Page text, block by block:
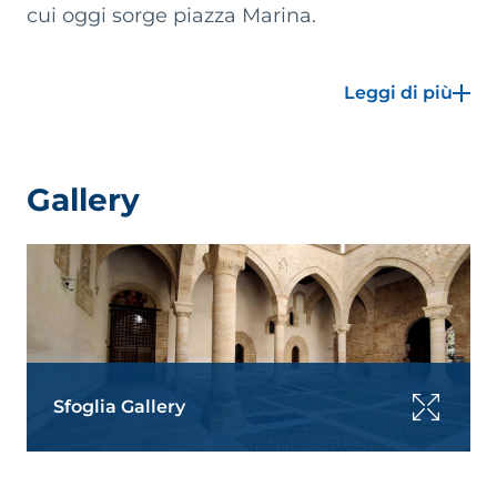
cui oggi sorge piazza Marina.
con Manfredi III, ammiraglio, vicario e duca di
medievale restaurato e restituito nella sua
della pandemia. Ma i Chiaromonte non durarono a
lungo: dopo l’arrivo in Sicilia del re Martino il
Giovane, del padre Martino il Vecchio e della
regina Maria, la famiglia è spodestata e nel 1392
Andrea Chiaromonte verrà accusato di
tradimento e decapitato. È la fine della dinastia,
Enrico Chiaromonte lascerà per sempre la Sicilia
Leggi di più
Gallery
Sfoglia Gallery